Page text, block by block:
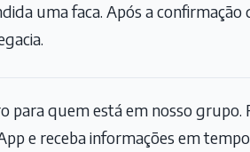
uma faca. Após a confirmação
para quem está em nosso grupo.
e receba informações em